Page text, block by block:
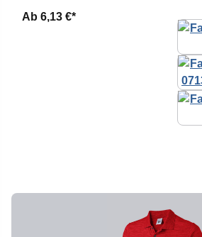
Ab 6,13 €*